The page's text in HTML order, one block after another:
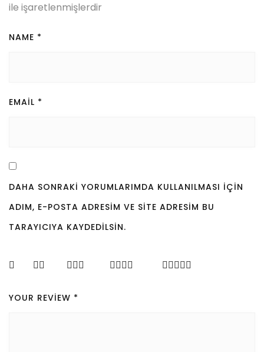
ile işaretlenmişlerdir
NAME *
EMAIL *
DAHA SONRAKI YORUMLARIMDA KULLANILMASI IÇIN
ADIM, E-POSTA ADRESIM VE SITE ADRESIM BU
TARAYICIYA KAYDEDILSIN.
YOUR REVIEW *